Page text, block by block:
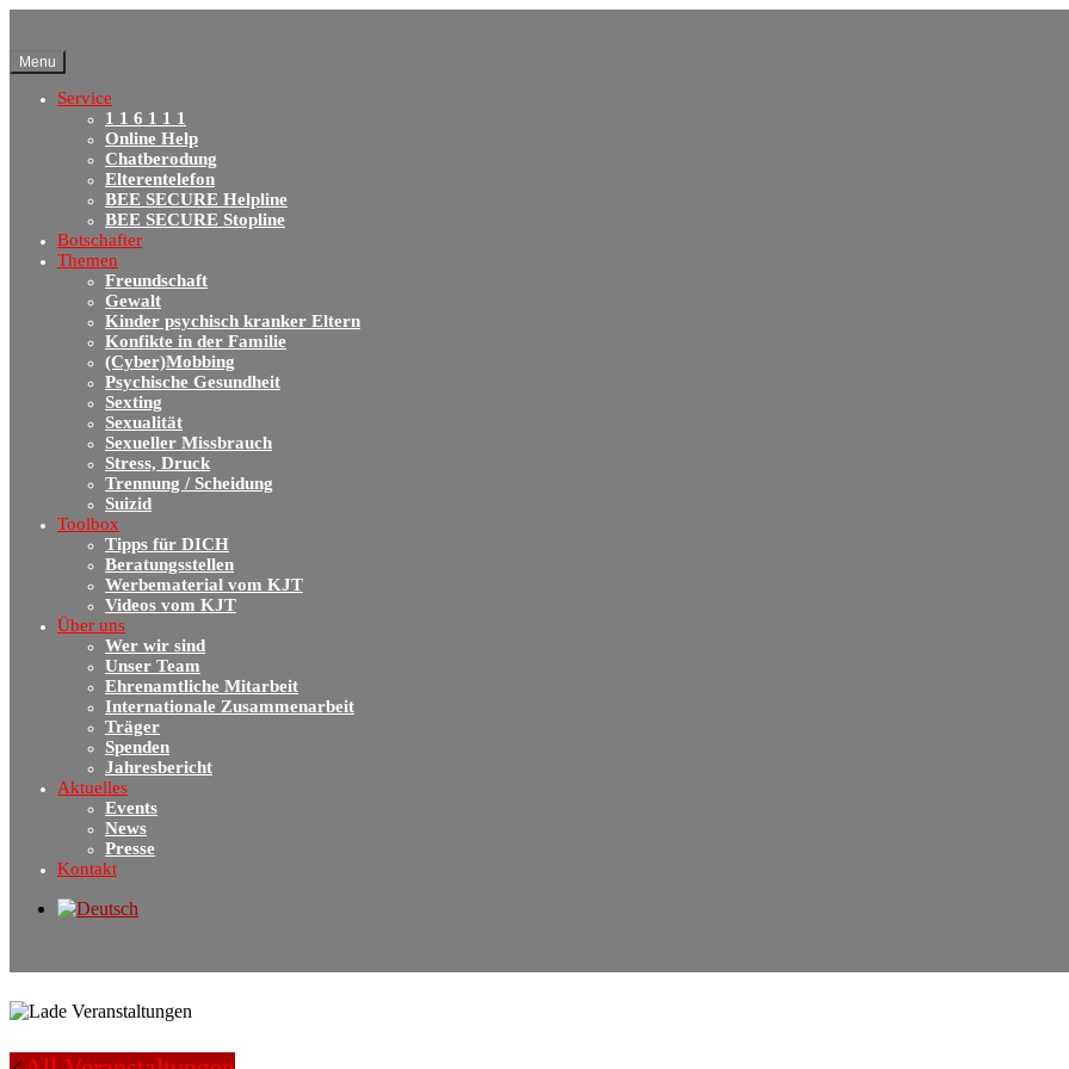
Menu
Service
1 1 6 1 1 1
Online Help
Chatberodung
Elterentelefon
BEE SECURE Helpline
BEE SECURE Stopline
Botschafter
Themen
Freundschaft
Gewalt
Kinder psychisch kranker Eltern
Konfikte in der Familie
(Cyber)Mobbing
Psychische Gesundheit
Sexting
Sexualität
Sexueller Missbrauch
Stress, Druck
Trennung / Scheidung
Suizid
Toolbox
Tipps für DICH
Beratungsstellen
Werbematerial vom KJT
Videos vom KJT
Über uns
Wer wir sind
Unser Team
Ehrenamtliche Mitarbeit
Internationale Zusammenarbeit
Träger
Spenden
Jahresbericht
Aktuelles
Events
News
Presse
Kontakt